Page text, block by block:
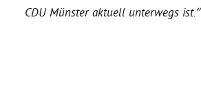
CDU Münster aktuell unterwegs ist.”